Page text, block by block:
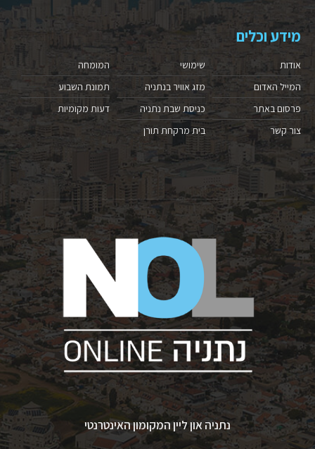
מידע וכלים
אודות
המייל האדום
פרסום באתר
צור קשר
שימושי
מזג אוויר בנתניה
כניסת שבת נתניה
בית מרקחת תורן
המומחה
תמונת השבוע
דעות מקומיות
נתניה און ליין המקומון האינטרנטי